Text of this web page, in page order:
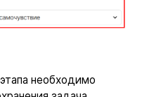
необходимо